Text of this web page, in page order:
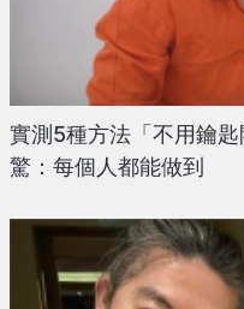
實測5種方法「不用鑰
驚：每個人都能做到